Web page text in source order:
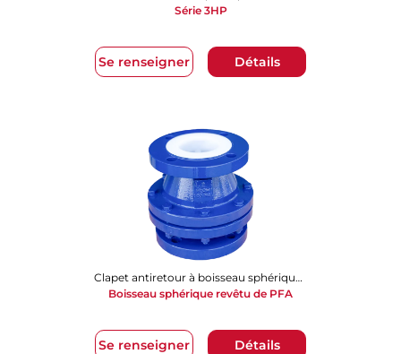
Se renseigner Détails
Série 3HP
Se renseigner Détails
Clapet antiretour à boisseau sphérique revêtu de PFA (BCV)
Boisseau sphérique revêtu de PFA